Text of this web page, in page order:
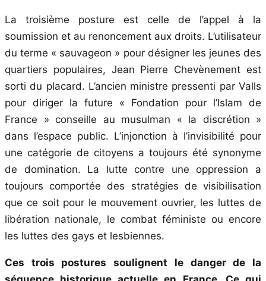
La troisième posture est celle de l’appel à la
soumission et au renoncement aux droits. L’utilisateur
du terme « sauvageon » pour désigner les jeunes des
quartiers populaires, Jean Pierre Chevènement est
sorti du placard. L’ancien ministre pressenti par Valls
pour diriger la future « Fondation pour l’Islam de
France » conseille au musulman « la discrétion »
dans l’espace public. L’injonction à l’invisibilité pour
une catégorie de citoyens a toujours été synonyme
de domination. La lutte contre une oppression a
toujours comportée des stratégies de visibilisation
que ce soit pour le mouvement ouvrier, les luttes de
libération nationale, le combat féministe ou encore
les luttes des gays et lesbiennes.
Ces trois postures soulignent le danger de la